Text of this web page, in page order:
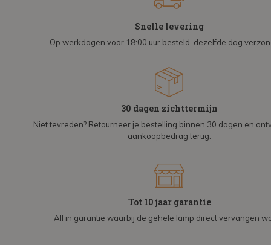
Snelle levering
Op werkdagen voor 18:00 uur besteld, dezelfde dag
30 dagen zichttermijn
Niet tevreden? Retourneer je bestelling binnen 30 dagen en
aankoopbedrag terug.
Tot 10 jaar garantie
All in garantie waarbij de gehele lamp direct vervangen